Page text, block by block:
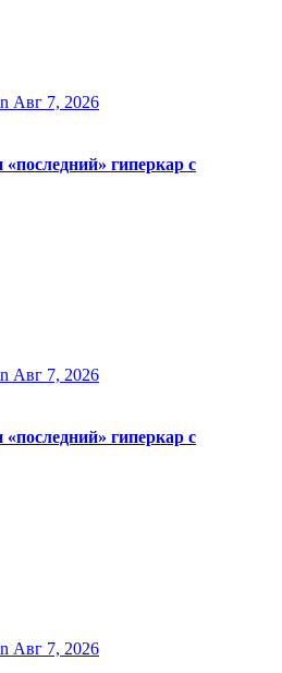
Авг 7, 2026
гиперкар с
Авг 7, 2026
гиперкар с
Авг 7, 2026